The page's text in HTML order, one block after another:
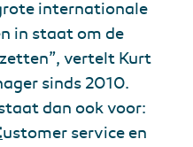
internationale
in staat om de
vertelt Kurt
sinds 2010.
staat dan ook voor:
ustomer service en